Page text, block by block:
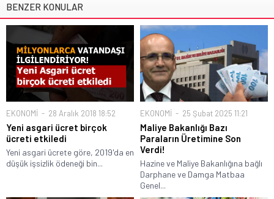
BENZER KONULAR
EKONOMİ 28 Aralık 2018 18:52
Yeni asgari ücret birçok
ücreti etkiledi
Yeni asgari ücrete göre, 2019'da en
düşük işsizlik ödeneği bin...
EKONOMİ 25 Şubat 2025 11:21
Maliye Bakanlığı Bazı
Paraların Üretimine Son
Verdi!
Hazine ve Maliye Bakanlığına bağlı
Darphane ve Damga Matbaa
Genel...